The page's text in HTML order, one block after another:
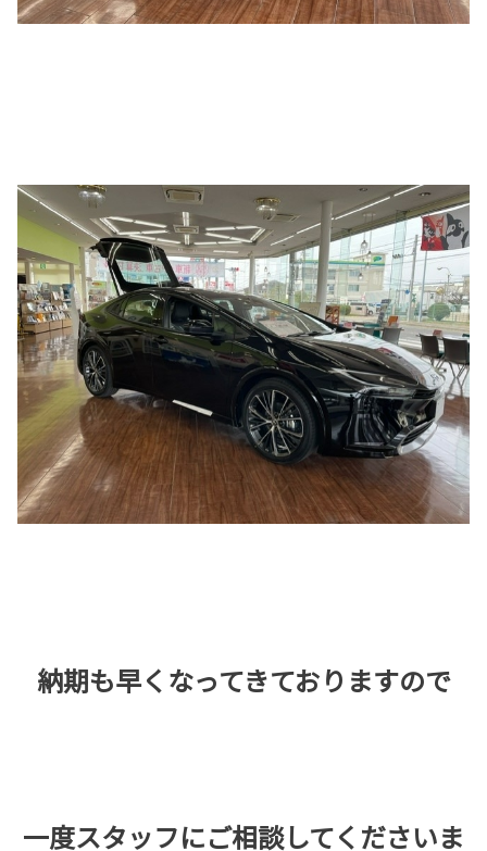
納期も早くなってきておりますので
一度スタッフにご相談してくださいま